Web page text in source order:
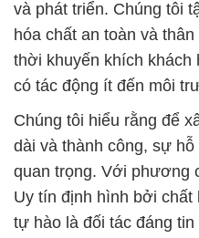
và phát triển. Chúng tôi
hóa chất an toàn và
thời khuyến khích khách
có tác động ít đến môi
Chúng tôi hiểu rằng để
dài và thành công, sự
quan trọng. Với phương
Uy tín định hình bởi chất
tự hào là đối tác đáng